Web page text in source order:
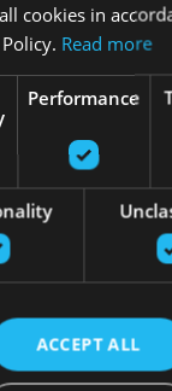
R8-PRO PILATES
cookies in
Read more
Performance
ACCEPT ALL